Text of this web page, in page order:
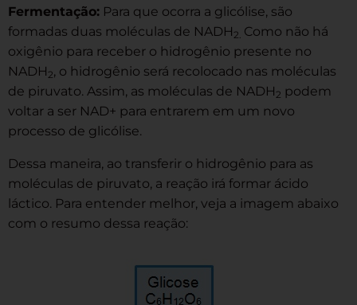
Fermentação: Para que ocorra a glicólise, são
formadas duas moléculas de NADH 2. Como não há
oxigênio para receber o hidrogênio presente no
NADH 2, o hidrogênio será recolocado nas moléculas
de piruvato. Assim, as moléculas de NADH 2 podem
voltar a ser NAD+ para entrarem em um novo
processo de glicólise.
Dessa maneira, ao transferir o hidrogênio para as
moléculas de piruvato, a reação irá formar ácido
láctico. Para entender melhor, veja a imagem abaixo
com o resumo dessa reação: